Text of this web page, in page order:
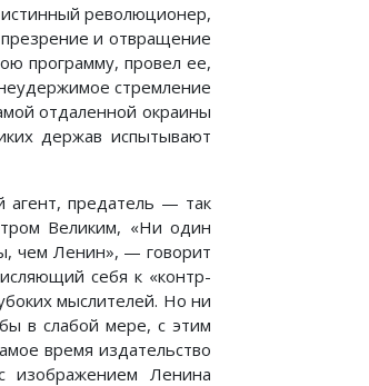
революционер,
и отвращение
программу, провел ее,
стремление
отдаленной окраины
держав испытывают
агент, предатель — так
Великим, «Ни один
чем Ленин», — говорит
себя к «контр-
мыслителей. Но ни
в слабой мере, с этим
время издательство
изображением Ленина